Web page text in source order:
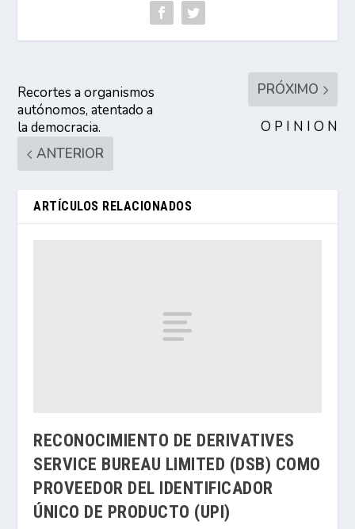
Recortes a organismos
autónomos, atentado a
la democracia.
ANTERIOR
PRÓXIMO
O P I N I O N
ARTÍCULOS RELACIONADOS
RECONOCIMIENTO DE DERIVATIVES
SERVICE BUREAU LIMITED (DSB) COMO
PROVEEDOR DEL IDENTIFICADOR
ÚNICO DE PRODUCTO (UPI)